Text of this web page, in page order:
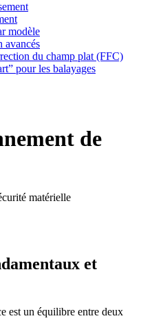
modèle
avancés
du champ plat (FFC)
pour les balayages
de
matérielle
et
est un équilibre entre deux